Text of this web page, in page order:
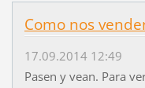
Como nos
17.09.2014 12:49
Pasen y vean. Para